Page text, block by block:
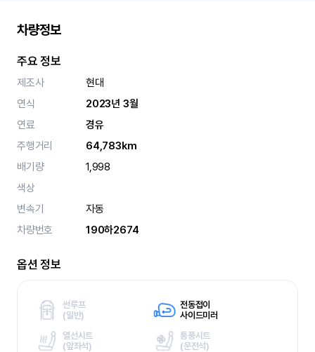
차량정보
주요 정보
제조사
현대
연식
2023년 3월
연료
경유
주행거리
64,783km
배기량
1,998
색상
변속기
자동
차량번호
190하2674
옵션 정보
썬루프
(일반)
전동접이
사이드미러
열선시트
(앞좌석)
통풍시트
(운전석)